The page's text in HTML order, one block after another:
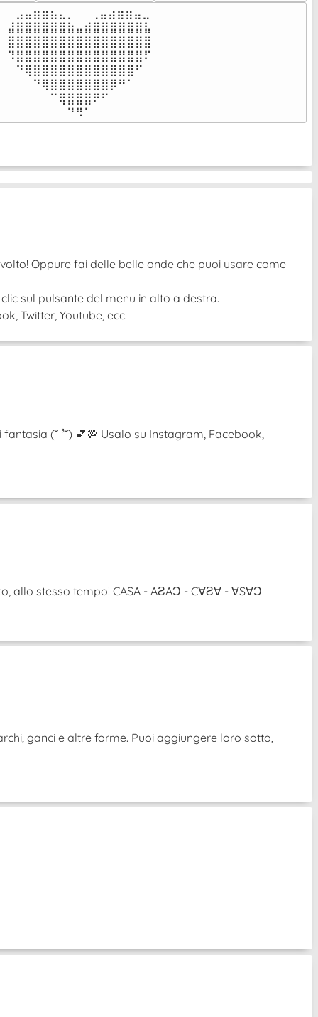
⠀⣠⣤⣶⣶⣦⣄⡀  ⠀⢀⣤⣴⣶⣶⣤⣀⠀
⣼⣿⣿⣿⣿⣿⣿⣷⣤⣾⣿⣿⣿⣿⣿⣿⣧
⣿⣿⣿⣿⣿⣿⣿⣿⣿⣿⣿⣿⣿⣿⣿⣿⣿
⠹⣿⣿⣿⣿⣿⣿⣿⣿⣿⣿⣿⣿⣿⣿⣿⠏
⠀⠙⢿⣿⣿⣿⣿⣿⣿⣿⣿⣿⣿⣿⣿⠋⠀
⠀⠀⠀⠙⢿⣿⣿⣿⣿⣿⣿⣿⡿⠛⠁⠀⠀
⠀⠀⠀⠀⠀⠉⢿⣿⣿⣿⠟⠋⠀⠀⠀⠀⠀
⠀⠀⠀⠀⠀⠀⠀⠙⠻⠁⠀⠀⠀⠀⠀⠀⠀⠀⠀⠀⠀⠀⠀
Oppure fai delle belle onde che puoi usare come
sul pulsante del menu in alto a destra.
Twitter, Youtube, ecc.
(˘ ³˘) 💕💯 Usalo su Instagram, Facebook,
allo stesso tempo! CASA - AƧAƆ - C∀Ƨ∀ - ∀S∀Ɔ
ganci e altre forme. Puoi aggiungere loro sotto,